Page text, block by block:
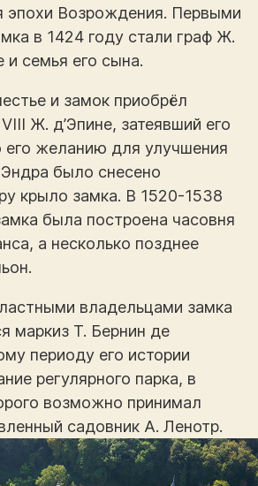
эпохи Возрождения. Первыми
в 1424 году стали граф Ж.
семья его сына.
и замок приобрёл
Ж. д’Эпине, затеявший его
его желанию для улучшения
было снесено
крыло замка. В 1520-1538
была построена часовня
а несколько позднее
владельцами замка
маркиз Т. Бернин де
периоду его истории
регулярного парка, в
возможно принимал
садовник А. Ленотр.